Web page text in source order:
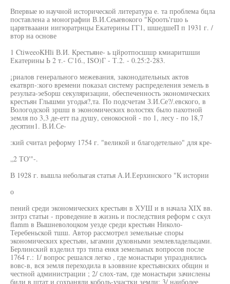
Впервые ю научной исторической литература е. та проблема бцла
поставлена а монографии В.И.Сеыевокого "Крооть'гшо ь
царвтвааани иигюратрнцы Екатерины ГГ1, шшедшеП п 1931 г. /
втор на основе
1 CtiweeoKHli В.И. Крестьяне- ь цйротпосшшр кмиаритшши
Екатерины Ь 2 т.- С'1б., ISO)Г - Т.2. - 0.25:2-283.
¡риалов генерального межевания, законодательных актов
екатврп-:кого времени показал систему распределения земель в
результа-эе$орш секуляризации, обеспеченность экономических
крестьян Глышми угодья?,та. По подсчетам З.И.Се?/.евского, в
Вологодской зршш в экономических волостях было пахотной
земля по 3,3 де-етт па душу, сенокосной - по 1, лесу - по 18,7
десятин1. В.И.Се-
:кий считал реформу 1754 г. "великой и благодетельно" для кре-
„2 ТО'"-.
В 1928 г. вышла неболыгая статья А.И.Еерхинского "К истории
о
пений среди экономических крестьян в ХУШ и в начала XIX вв.
знтрз статьи - проведение в жизнь и последствия реформ с скул
flamm в Вышневолоцком уезде среди крестьян Николо-
Теребеньской тшш. Автор рассмотрел земельные споры
экономических крестьян, ыгамии духовными землевладельцами.
Берлинский взделил трз типа енкя земельных вопросов после
1764 г.: 1/ вопрос решался легко , где монастыри упразднялись
вовс-в, вся земля переходила в ьзоввние крестьянских общин и
честной администрации ; 2/ слох-там, где монастыри зачислены
били в штат и сохраняли коболь-участки земли; 3/ наиболее